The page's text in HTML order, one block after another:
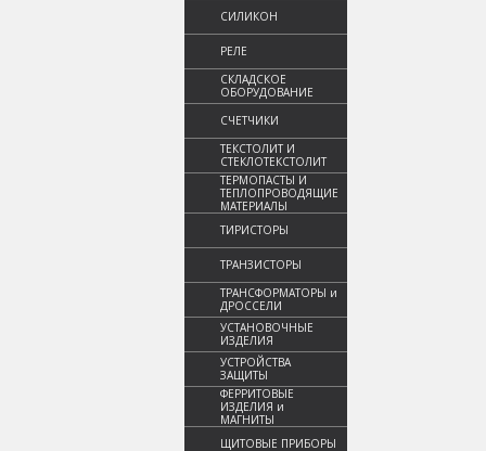
СИЛИКОН
РЕЛЕ
СКЛАДСКОЕ
ОБОРУДОВАНИЕ
СЧЕТЧИКИ
ТЕКСТОЛИТ И
СТЕКЛОТЕКСТОЛИТ
ТЕРМОПАСТЫ И
ТЕПЛОПРОВОДЯЩИЕ
МАТЕРИАЛЫ
ТИРИСТОРЫ
ТРАНЗИСТОРЫ
ТРАНСФОРМАТОРЫ и
ДРОССЕЛИ
УСТАНОВОЧНЫЕ
ИЗДЕЛИЯ
УСТРОЙСТВА
ЗАЩИТЫ
ФЕРРИТОВЫЕ
ИЗДЕЛИЯ и
МАГНИТЫ
ЩИТОВЫЕ ПРИБОРЫ